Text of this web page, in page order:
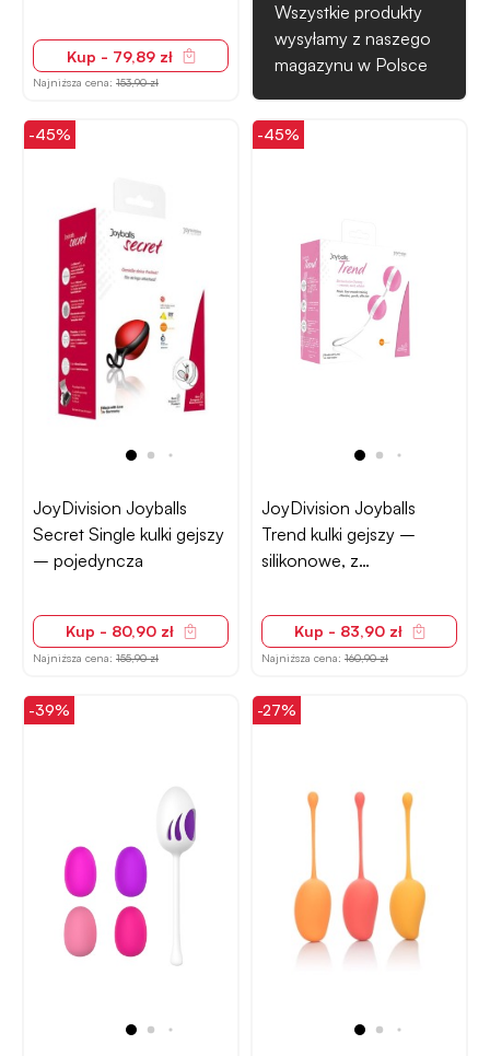
Kup - 79,89 zł
Najniższa cena: 153,90 zł
Wszystkie produkty
wysyłamy z naszego
magazynu w Polsce
-45%
JoyDivision Joyballs
Secret Single kulki gejszy
– pojedyncza
Kup - 80,90 zł
Najniższa cena: 155,90 zł
-45%
JoyDivision Joyballs
Trend kulki gejszy –
silikonowe, z
Kup - 83,90 zł
Najniższa cena: 160,90 zł
-39% -27%